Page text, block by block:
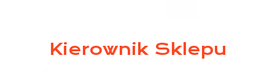
Kierownik Sklepu